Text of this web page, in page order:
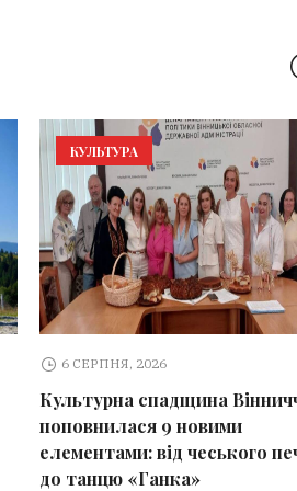
КУЛЬТУРА
6 СЕРПНЯ, 2026
Культурна спадщина
поповнилася 9 новими
елементами: від чеського
до танцю «Ганка»